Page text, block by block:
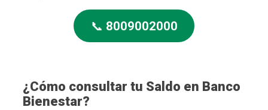
📞 8009002000
¿Cómo consultar tu Saldo en Banco
Bienestar?